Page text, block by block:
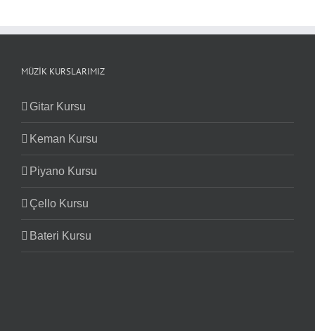
MÜZIK KURSLARIMIZ
Gitar Kursu
Keman Kursu
Piyano Kursu
Çello Kursu
Bateri Kursu